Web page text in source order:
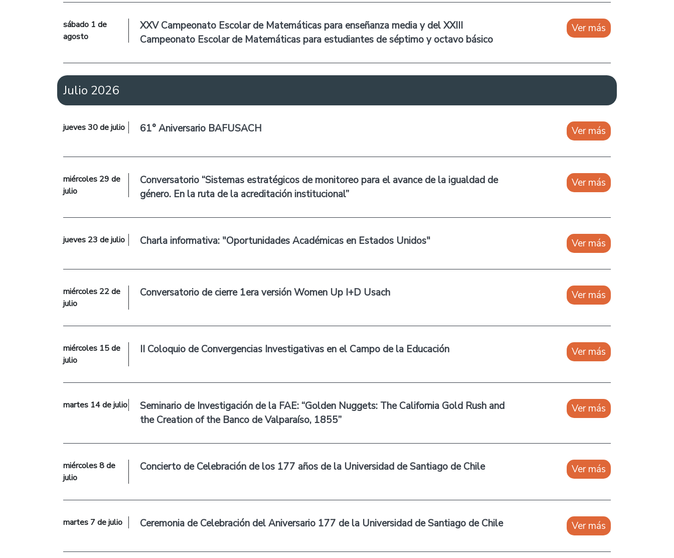
sábado 1 de
agosto
XXV Campeonato Escolar de Matemáticas para enseñanza media y del XXIII
Campeonato Escolar de Matemáticas para estudiantes de séptimo y octavo básico
Ver más
Julio 2026
jueves 30 de julio 61° Aniversario BAFUSACH Ver más
miércoles 29 de
julio
Conversatorio “Sistemas estratégicos de monitoreo para el avance de la igualdad de
género. En la ruta de la acreditación institucional”
Ver más
jueves 23 de julio Charla informativa: "Oportunidades Académicas en Estados Unidos" Ver más
miércoles 22 de
julio
Conversatorio de cierre 1era versión Women Up I+D Usach Ver más
miércoles 15 de
julio
II Coloquio de Convergencias Investigativas en el Campo de la Educación Ver más
martes 14 de julio
Seminario de Investigación de la FAE: “Golden Nuggets: The California Gold Rush and
the Creation of the Banco de Valparaíso, 1855”
Ver más
miércoles 8 de
julio
Concierto de Celebración de los 177 años de la Universidad de Santiago de Chile Ver más
martes 7 de julio Ceremonia de Celebración del Aniversario 177 de la Universidad de Santiago de Chile Ver más